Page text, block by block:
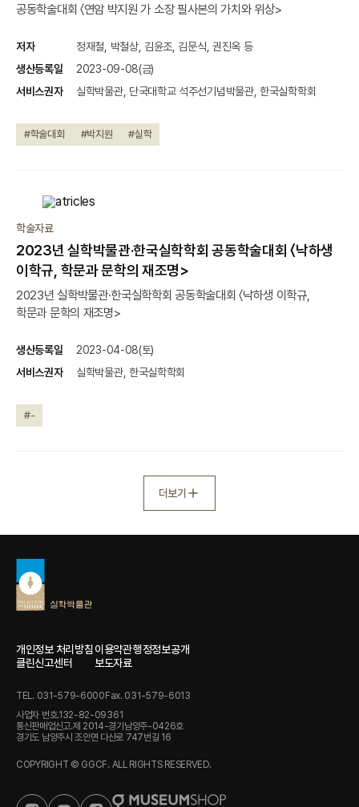
공동학술대회 〈연암 박지원 가 소장 필사본의 가치와 위상>
저자
정재철, 박철상, 김윤조, 김문식, 권진옥 등
생산등록일
2023-09-08(금)
서비스권자
실학박물관, 단국대학교 석주선기념박물관, 한국실학학회
#학술대회 #박지원 #실학
학술자료
2023년 실학박물관·한국실학학회 공동학술대회 〈낙하생
이학규, 학문과 문학의 재조명>
2023년 실학박물관·한국실학학회 공동학술대회 〈낙하생 이학규,
학문과 문학의 재조명>
생산등록일
2023-04-08(토)
서비스권자
실학박물관, 한국실학학회
#-
더보기
개인정보 처리방침이용약관행정정보공개
클린신고센터
보도자료
TEL. 031-579-6000Fax. 031-579-6013
사업자 번호.132-82-09361
통신판매업신고.제 2014-경기남양주-0426호
경기도 남양주시 조안면 다산로 747번길 16
COPYRIGHT © GGCF. ALL RIGHTS RESERVED.